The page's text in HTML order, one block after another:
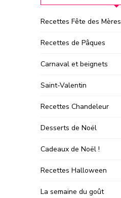
Recettes Fête des Mères
Recettes de Pâques
Carnaval et beignets
Saint-Valentin
Recettes Chandeleur
Desserts de Noël
Cadeaux de Noël !
Recettes Halloween
La semaine du goût